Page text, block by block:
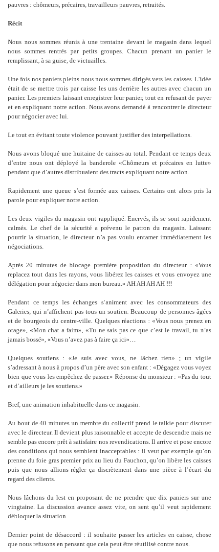
pauvres : chômeurs, précaires, travailleurs pauvres, retraités.
Récit
Nous nous sommes réunis à une trentaine devant le magasin dans lequel
nous sommes rentrés par petits groupes. Chacun prenant un panier le
remplissant, à sa guise, de victuailles.
Une fois nos paniers pleins nous nous sommes dirigés vers les caisses. L’idée
était de se mettre trois par caisse les uns derrière les autres avec chacun un
panier. Les premiers laissant enregistrer leur panier, tout en refusant de payer
et en expliquant notre action. Nous avons demandé à rencontrer le directeur
pour négocier avec lui.
Le tout en évitant toute violence pouvant justifier des interpellations.
Nous avons bloqué une huitaine de caisses au total. Pendant ce temps deux
d’entre nous ont déployé la banderole «Chômeurs et précaires en lutte»
pendant que d’autres distribuaient des tracts expliquant notre action.
Rapidement une queue s’est formée aux caisses. Certains ont alors pris la
parole pour expliquer notre action.
Les deux vigiles du magasin ont rappliqué. Enervés, ils se sont rapidement
calmés. Le chef de la sécurité a prévenu le patron du magasin. Laissant
pourrir la situation, le directeur n’a pas voulu entamer immédiatement les
négociations.
Après 20 minutes de blocage première proposition du directeur : «Vous
replacez tout dans les rayons, vous libérez les caisses et vous envoyez une
délégation pour négocier dans mon bureau.» AH AH AH AH !!!
Pendant ce temps les échanges s’animent avec les consommateurs des
Galeries, qui n’affichent pas tous un soutien. Beaucoup de personnes âgées
et de bourgeois du centre-ville. Quelques réactions : «Vous nous prenez en
otage», «Mon chat a faim», «Tu ne sais pas ce que c’est le travail, tu n’as
jamais bossé», «Vous n’avez pas à faire ça ici»…
Quelques soutiens : «Je suis avec vous, ne lâchez rien» ; un vigile
s’adressant à nous à propos d’un père avec son enfant : «Dégagez vous voyez
bien que vous les empêchez de passer.» Réponse du monsieur : «Pas du tout
et d’ailleurs je les soutiens.»
Bref, une animation inhabituelle dans ce magasin.
Au bout de 40 minutes un membre du collectif prend le talkie pour discuter
avec le directeur. Il devient plus raisonnable et accepte de descendre mais ne
semble pas encore prêt à satisfaire nos revendications. Il arrive et pose encore
des conditions qui nous semblent inacceptables : il veut par exemple qu’on
prenne du foie gras premier prix au lieu du Fauchon, qu’on libère les caisses
puis que nous allions régler ça discrètement dans une pièce à l’écart du
regard des clients.
Nous lâchons du lest en proposant de ne prendre que dix paniers sur une
vingtaine. La discussion avance assez vite, on sent qu’il veut rapidement
débloquer la situation.
Dernier point de désaccord : il souhaite passer les articles en caisse, chose
que nous refusons en pensant que cela peut être réutilisé contre nous.